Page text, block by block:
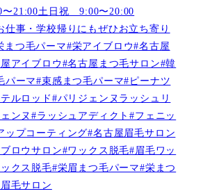
21:00土日祝 9:00〜20:00
・学校帰りにもぜひお立ち寄り
まつ毛パーマ#栄アイブロウ#名古屋
アイブロウ#名古屋まつ毛サロン#韓
パーマ#束感まつ毛パーマ#ピーナツ
ルロッド#パリジェンヌラッシュリ
ンヌ#ラッシュアディクト#フェニッ
ップコーティング#名古屋眉毛サロン
ロウサロン#ワックス脱毛#眉毛ワッ
クス脱毛#栄眉まつ毛パーマ#栄まつ
毛サロン